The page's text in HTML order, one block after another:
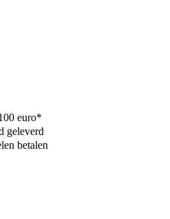
euro*
geleverd
betalen